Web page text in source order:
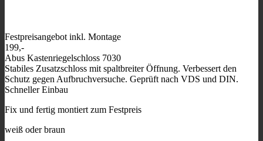
Festpreisangebot inkl. Montage
199,-
Abus Kastenriegelschloss 7030
Stabiles Zusatzschloss mit spaltbreiter Öffnung. Verbessert den
Schutz gegen Aufbruchversuche. Geprüft nach VDS und DIN.
Schneller Einbau
Fix und fertig montiert zum Festpreis
weiß oder braun